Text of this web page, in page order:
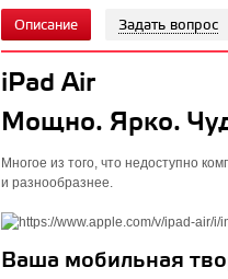
Описание Задать вопрос
iPad Air
Мощно. Ярко.
Многое из того, что недоступно
и разнообразнее.
Ваша мобильная